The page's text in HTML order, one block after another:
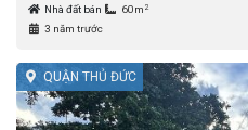
Nhà đất bán 60m 2
3 năm trước
QUẬN THỦ ĐỨC